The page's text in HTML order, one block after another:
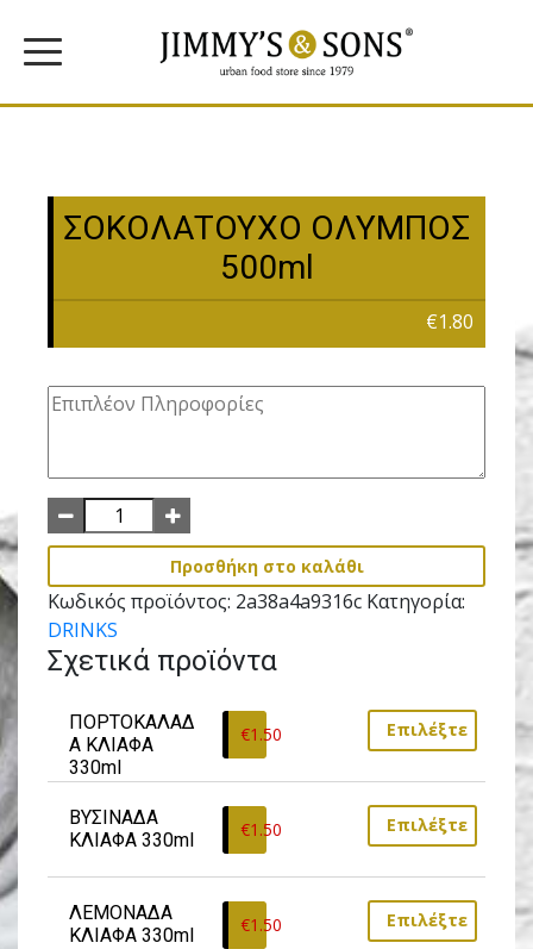
ΣΟΚΟΛΑΤΟΥΧΟ ΟΛΥΜΠΟΣ
500ml
€1.80
Προσθήκη στο καλάθι
Κωδικός προϊόντος: 2a38a4a9316c Κατηγορία:
DRINKS
Σχετικά προϊόντα
ΠΟΡΤΟΚΑΛΑΔ
Α ΚΛΙΑΦΑ
330ml
€1.50 Επιλέξτε
ΒΥΣΙΝΑΔΑ
ΚΛΙΑΦΑ 330ml
€1.50 Επιλέξτε
ΛΕΜΟΝΑΔΑ
ΚΛΙΑΦΑ 330ml
€1.50 Επιλέξτε